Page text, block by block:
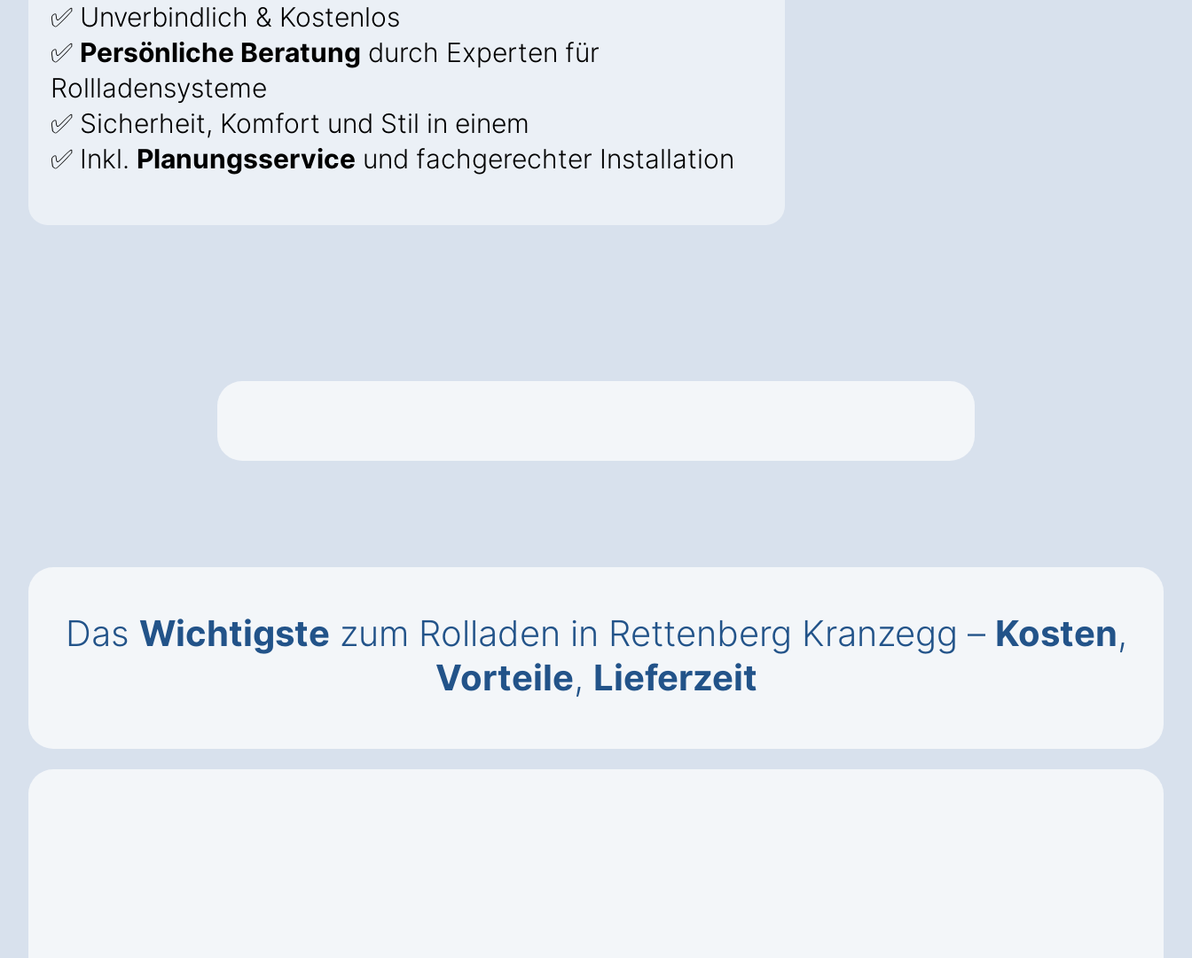
✅ Unverbindlich & Kostenlos
✅ Persönliche Beratung durch Experten für
Rollladensysteme
✅ Sicherheit, Komfort und Stil in einem
✅ Inkl. Planungsservice und fachgerechter Installation
Das Wichtigste zum Rolladen in Rettenberg Kranzegg – Kosten,
Vorteile, Lieferzeit